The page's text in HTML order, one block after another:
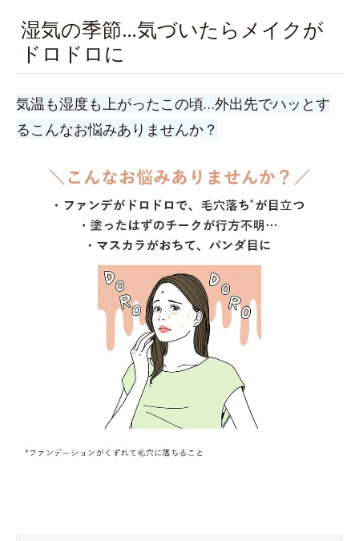
湿気の季節…気づいたらメイクが
ドロドロに
気温も湿度も上がったこの頃…外出先でハッとす
るこんなお悩みありませんか？